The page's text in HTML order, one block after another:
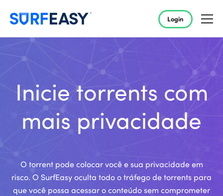
Login
Inicie torrents com
mais privacidade
O torrent pode colocar você e sua privacidade em
risco. O SurfEasy oculta todo o tráfego de torrents para
que você possa acessar o conteúdo sem comprometer